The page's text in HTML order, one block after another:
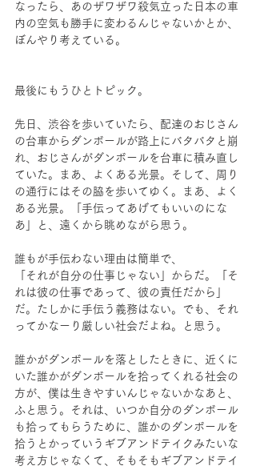
なったら、あのザワザワ殺気立った日本の車
内の空気も勝手に変わるんじゃないかとか、
ぼんやり考えている。
最後にもうひとトピック。
先日、渋谷を歩いていたら、配達のおじさん
の台車からダンボールが路上にバタバタと崩
れ、おじさんがダンボールを台車に積み直し
ていた。まあ、よくある光景。そして、周り
の通行にはその脇を歩いてゆく。まあ、よく
ある光景。「手伝ってあげてもいいのにな
あ」と、遠くから眺めながら思う。
誰もが手伝わない理由は簡単で、
「それが自分の仕事じゃない」からだ。「そ
れは彼の仕事であって、彼の責任だから」
だ。たしかに手伝う義務はない。でも、それ
ってかなーり厳しい社会だよね。と思う。
誰かがダンボールを落としたときに、近くに
いた誰かがダンボールを拾ってくれる社会の
方が、僕は生きやすいんじゃないかなあと、
ふと思う。それは、いつか自分のダンボール
も拾ってもらうために、誰かのダンボールを
拾うとかっていうギブアンドテイクみたいな
考え方じゃなくて、そもそもギブアンドテイ